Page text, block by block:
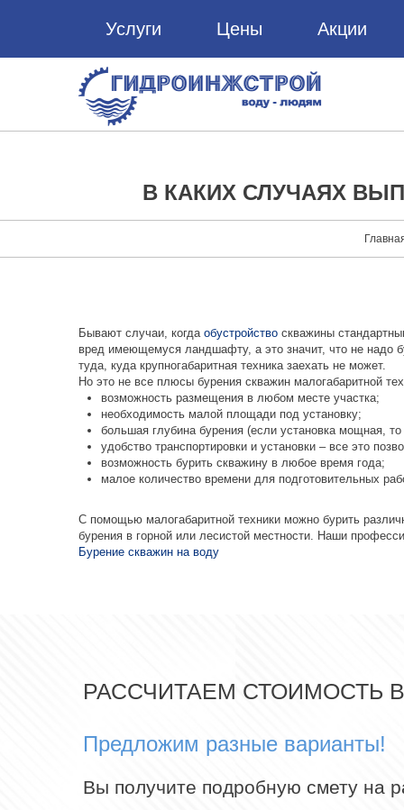
Услуги Цены Акции
В КАКИХ СЛУЧАЯХ
Бывают случаи, когда обустройство скважины
вред имеющемуся ландшафту, а это значит, что не надо
туда, куда крупногабаритная техника заехать не может.
Но это не все плюсы бурения скважин малогабаритной
возможность размещения в любом месте участка;
необходимость малой площади под установку;
большая глубина бурения (если установка мощная,
удобство транспортировки и установки – все это
возможность бурить скважину в любое время года;
малое количество времени для подготовительных
С помощью малогабаритной техники можно бурить
бурения в горной или лесистой местности. Наши
Бурение скважин на воду
РАССЧИТАЕМ СТОИМОСТЬ
Предложим разные варианты!
Вы получите подробную смету на